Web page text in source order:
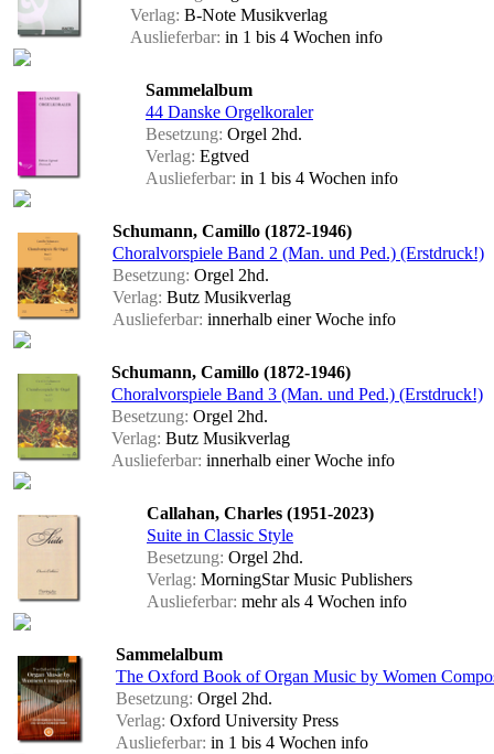
Verlag: B-Note Musikverlag
Auslieferbar: in 1 bis 4 Wochen info
Sammelalbum
44 Danske Orgelkoraler
Besetzung: Orgel 2hd.
Verlag: Egtved
Auslieferbar: in 1 bis 4 Wochen info
Schumann, Camillo (1872-1946)
Choralvorspiele Band 2 (Man. und Ped.) (Erstdruck!)
Besetzung: Orgel 2hd.
Verlag: Butz Musikverlag
Auslieferbar: innerhalb einer Woche info
Schumann, Camillo (1872-1946)
Choralvorspiele Band 3 (Man. und Ped.) (Erstdruck!)
Besetzung: Orgel 2hd.
Verlag: Butz Musikverlag
Auslieferbar: innerhalb einer Woche info
Callahan, Charles (1951-2023)
Suite in Classic Style
Besetzung: Orgel 2hd.
Verlag: MorningStar Music Publishers
Auslieferbar: mehr als 4 Wochen info
Sammelalbum
The Oxford Book of Organ Music by Women
Besetzung: Orgel 2hd.
Verlag: Oxford University Press
Auslieferbar: in 1 bis 4 Wochen info